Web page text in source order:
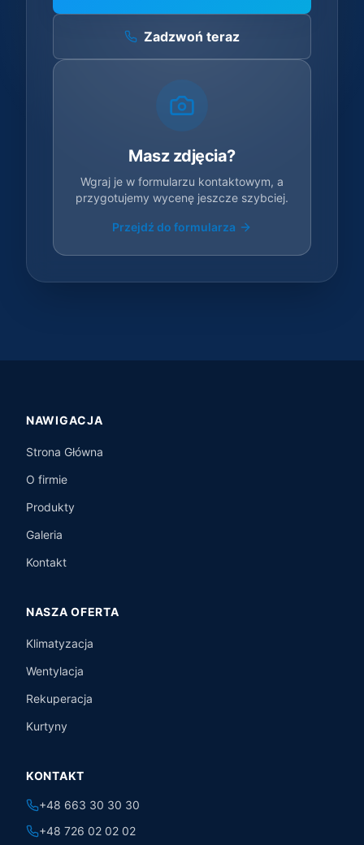
Zadzwoń teraz
Masz zdjęcia?
Wgraj je w formularzu kontaktowym, a
przygotujemy wycenę jeszcze szybciej.
Przejdź do formularza
NAWIGACJA
Strona Główna
O firmie
Produkty
Galeria
Kontakt
NASZA OFERTA
Klimatyzacja
Wentylacja
Rekuperacja
Kurtyny
KONTAKT
+48 663 30 30 30
+48 726 02 02 02